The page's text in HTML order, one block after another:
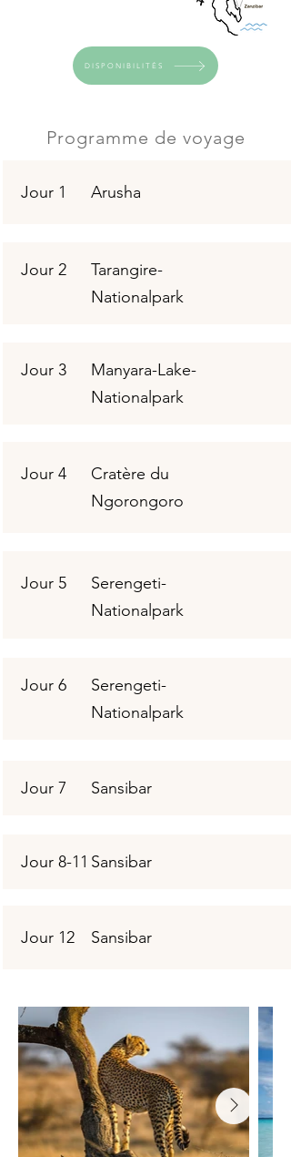
DISPONIBILITÉS
Programme de voyage
Jour 1 Arusha
Jour 2
Tarangire-
Nationalpark
Jour 3
Manyara-Lake-
Nationalpark
Jour 4
Cratère du
Ngorongoro
Jour 5
Serengeti-
Nationalpark
Jour 6
Serengeti-
Nationalpark
Jour 7 Sansibar
Jour 8-11 Sansibar
Jour 12 Sansibar